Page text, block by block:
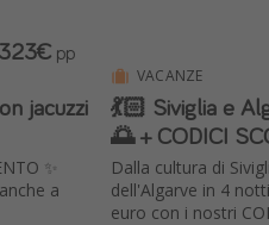
jacuzzi
✨
a
323€ pp
VACANZE
💃🏻 Siviglia e
🌅 + CODICI
Dalla cultura di
dell'Algarve in 4
euro con i nostri